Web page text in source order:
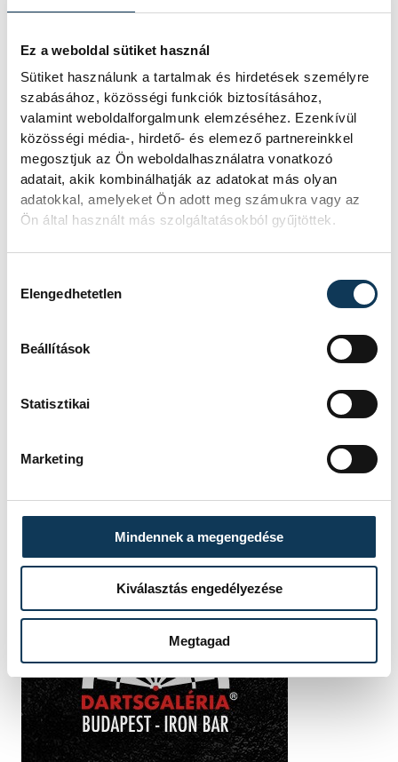
Ez a weboldal sütiket használ
Sütiket használunk a tartalmak és hirdetések személyre
szabásához, közösségi funkciók biztosításához,
valamint weboldalforgalmunk elemzéséhez. Ezenkívül
közösségi média-, hirdető- és elemező partnereinkkel
megosztjuk az Ön weboldalhasználatra vonatkozó
adatait, akik kombinálhatják az adatokat más olyan
adatokkal, amelyeket Ön adott meg számukra vagy az
Ön által használt más szolgáltatásokból gyűjtöttek.
Elengedhetetlen
Beállítások
Statisztikai
Marketing
Mindennek a megengedése
Kiválasztás engedélyezése
Megtagad
SZERZŐ
vehir.hu